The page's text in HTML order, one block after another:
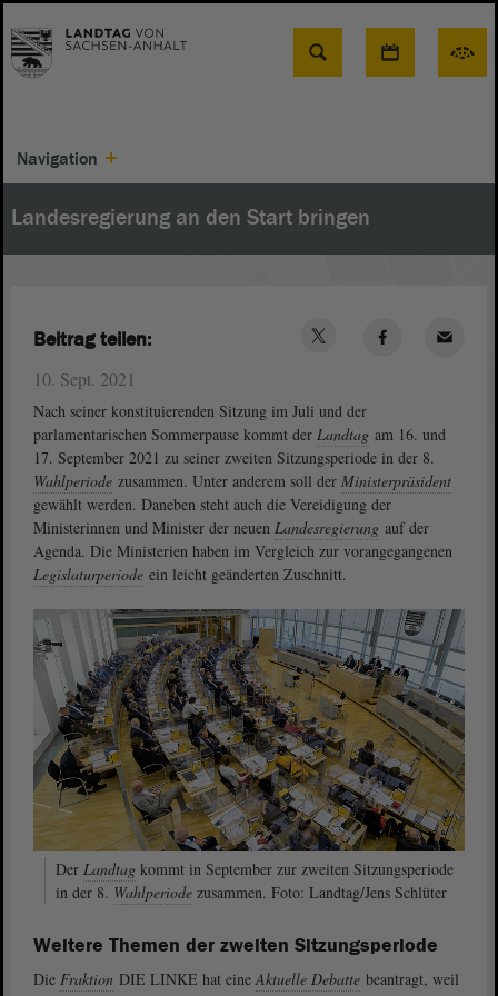
Suche
Navigation
Landesregierung an den Start bringen
10. Sept. 2021
Nach seiner konstituierenden Sitzung im Juli und der
parlamentarischen Sommerpause kommt der Landtag am 16. und
17. September 2021 zu seiner zweiten Sitzungsperiode in der 8.
Wahlperiode zusammen. Unter anderem soll der Ministerpräsident
gewählt werden. Daneben steht auch die Vereidigung der
Ministerinnen und Minister der neuen Landesregierung auf der
Agenda. Die Ministerien haben im Vergleich zur vorangegangenen
Legislaturperiode ein leicht geänderten Zuschnitt.
Der Landtag kommt in September zur zweiten Sitzungsperiode
in der 8. Wahlperiode zusammen. Foto: Landtag/Jens Schlüter
Weitere Themen der zweiten Sitzungsperiode
Die Fraktion DIE LINKE hat eineAktuelle Debatte beantragt, weil
Beitrag teilen: